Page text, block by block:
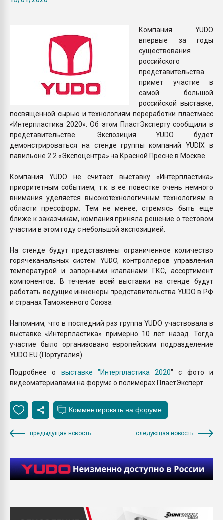
ПЕРЕЙТИ НА
Компания YUDO
впервые за годы
существования
российского
представительства
примет участие в
самой большой
российской выставке,
посвященной сырью и технологиям переработки пластмасс
«Интерпластика 2020». Об этом ПластЭксперту сообщили в
представительстве. Экспозиция YUDO будет
демонстрироваться на стенде группы компаний YUDIX в
павильоне 2.2 «Экспоцентра» на Красной Пресне в Москве.
Компания YUDO не считает выставку «Интерпластика»
приоритетным событием, т.к. в ее повестке очень немного
внимания уделяется высокотехнологичным технологиям в
области прессформ. Тем не менее, стремясь быть еще
ближе к заказчикам, компания приняла решение о тестовом
участии в этом году с небольшой экспозицией.
На стенде будут представлены ограниченное количество
горячеканальных систем YUDO, контроллеров управления
температурой и запорными клапанами ГКС, ассортимент
компонентов. В течение всей выставки на стенде будут
работать ведущие инженеры представительства YUDO в РФ
и странах Таможенного Союза.
Напомним, что в последний раз группа YUDO участвовала в
выставке «Интерпластика» примерно 10 лет назад. Тогда
участие было организовано европейским подразделение
YUDO EU (Португалия).
Подробнее о выставке "Интерпластика 2020" с фото и
видеоматериалами на форуме о полимерах ПластЭксперт.
предыдущая новость следующая новость